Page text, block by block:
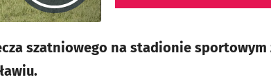
szatniowego na stadionie